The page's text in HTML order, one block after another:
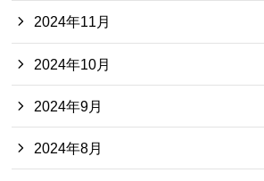
2024年11月
2024年10月
2024年9月
2024年8月